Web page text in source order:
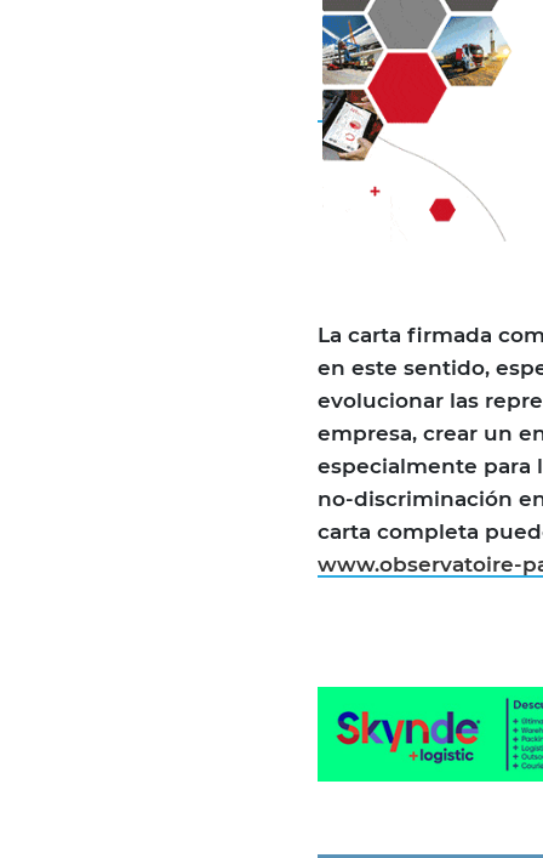
La carta firmada
en este sentido,
evolucionar las
empresa, crear un
especialmente para
no-discriminación
carta completa
www.observatoire-